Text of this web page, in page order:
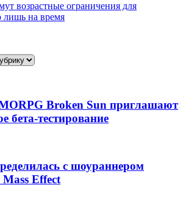
возрастные ограничения для
лишь на время
Broken Sun приглашают
бета-тестирование
с шоураннером
Effect